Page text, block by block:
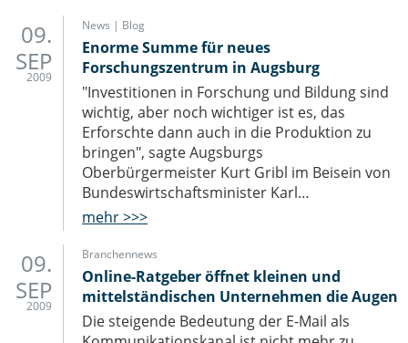
Start-Up Augsburg
09.
SEP
2009
News | Blog
Enorme Summe für neues
Forschungszentrum in Augsburg
"Investitionen in Forschung und Bildung sind
wichtig, aber noch wichtiger ist es, das
Erforschte dann auch in die Produktion zu
bringen", sagte Augsburgs
Oberbürgermeister Kurt Gribl im Beisein von
Bundeswirtschaftsminister Karl…
mehr >>>
09.
SEP
2009
Branchennews
Online-Ratgeber öffnet kleinen und
mittelständischen Unternehmen die Augen
Die steigende Bedeutung der E-Mail als